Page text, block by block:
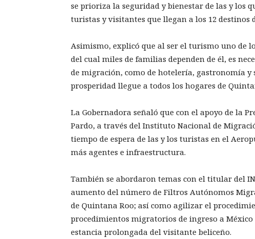
se prioriza la seguridad y bienestar de las y los
turistas y visitantes que llegan a los 12 destinos
Asimismo, explicó que al ser el turismo uno de
del cual miles de familias dependen de él, es
de migración, como de hotelería, gastronomía
prosperidad llegue a todos los hogares de
La Gobernadora señaló que con el apoyo de la
Pardo, a través del Instituto Nacional de
tiempo de espera de las y los turistas en el
más agentes e infraestructura.
También se abordaron temas con el titular del
aumento del número de Filtros Autónomos
de Quintana Roo; así como agilizar el
procedimientos migratorios de ingreso a
estancia prolongada del visitante beliceño.